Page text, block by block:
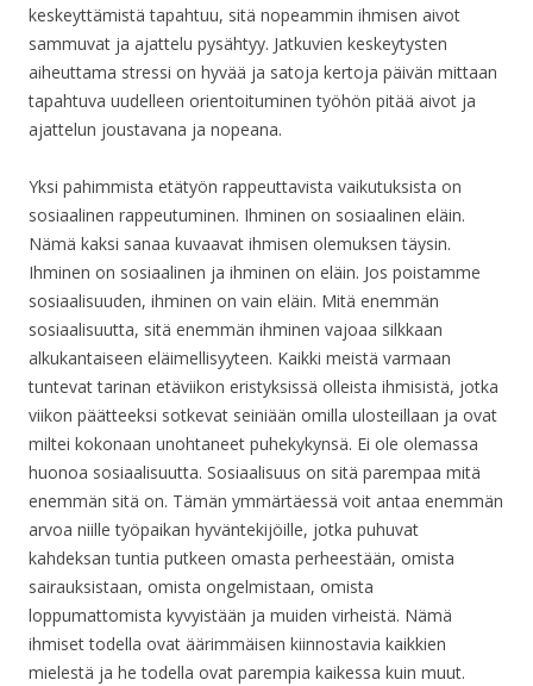
keskeyttämistä tapahtuu, sitä nopeammin ihmisen aivot
sammuvat ja ajattelu pysähtyy. Jatkuvien keskeytysten
aiheuttama stressi on hyvää ja satoja kertoja päivän mittaan
tapahtuva uudelleen orientoituminen työhön pitää aivot ja
ajattelun joustavana ja nopeana.
Yksi pahimmista etätyön rappeuttavista vaikutuksista on
sosiaalinen rappeutuminen. Ihminen on sosiaalinen eläin.
Nämä kaksi sanaa kuvaavat ihmisen olemuksen täysin.
Ihminen on sosiaalinen ja ihminen on eläin. Jos poistamme
sosiaalisuuden, ihminen on vain eläin. Mitä enemmän
sosiaalisuutta, sitä enemmän ihminen vajoaa silkkaan
alkukantaiseen eläimellisyyteen. Kaikki meistä varmaan
tuntevat tarinan etäviikon eristyksissä olleista ihmisistä, jotka
viikon päätteeksi sotkevat seiniään omilla ulosteillaan ja ovat
miltei kokonaan unohtaneet puhekykynsä. Ei ole olemassa
huonoa sosiaalisuutta. Sosiaalisuus on sitä parempaa mitä
enemmän sitä on. Tämän ymmärtäessä voit antaa enemmän
arvoa niille työpaikan hyväntekijöille, jotka puhuvat
kahdeksan tuntia putkeen omasta perheestään, omista
sairauksistaan, omista ongelmistaan, omista
loppumattomista kyvyistään ja muiden virheistä. Nämä
ihmiset todella ovat äärimmäisen kiinnostavia kaikkien
mielestä ja he todella ovat parempia kaikessa kuin muut.